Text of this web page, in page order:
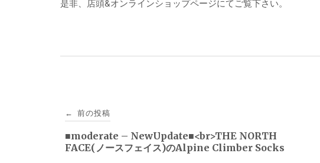
是非、店頭&オンラインショップページにてご覧下さい。
稿
ナ
← 前の投稿
■moderate – NewUpdate■<br>THE NORTH
FACE(ノースフェイス)のAlpine Climber Socks